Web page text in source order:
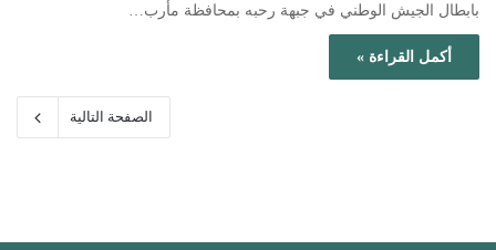
بابطال الجيش الوطني في جبهة رحبه بمحافظة مأرب…
أكمل القراءة »
الصفحة التالية